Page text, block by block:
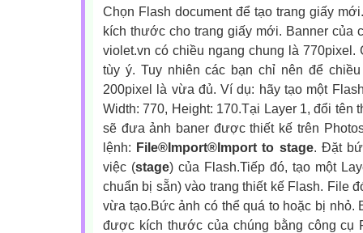
Chọn Flash document để tạo trang giấy
kích thước cho trang giấy mới. Banner của
violet.vn có chiều ngang chung là 770pixel.
tùy ý. Tuy nhiên các bạn chỉ nên để
200pixel là vừa đủ. Ví dụ: hãy tạo một
Width: 770, Height: 170.Tại Layer 1, đổi tên
sẽ đưa ảnh baner được thiết kế trên
lệnh: File®Import®Import to stage. Đặt
việc (stage) của Flash.Tiếp đó, tạo một
chuẩn bị sẵn) vào trang thiết kế Flash. File
vừa tạo.Bức ảnh có thể quá to hoặc bị nhỏ.
được kích thước của chúng bằng công cụ